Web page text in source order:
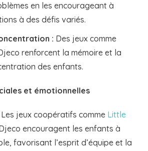
en les encourageant à
à des défis variés.
: Des jeux comme
renforcent la mémoire et la
des enfants.
et émotionnelles
Les jeux coopératifs comme Little
encouragent les enfants à
favorisant l’esprit d’équipe et la